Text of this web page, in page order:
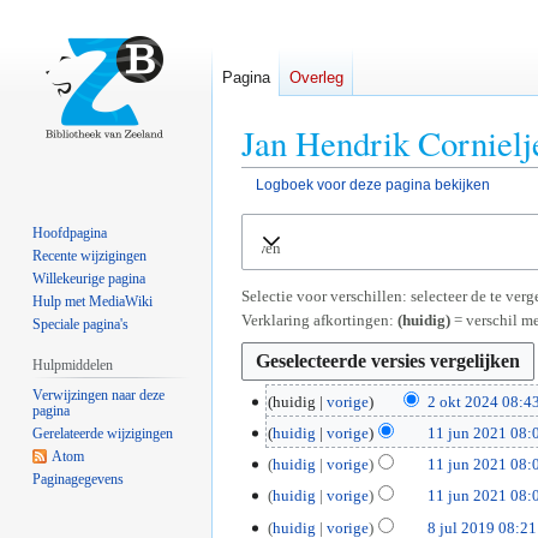
Jan Hendrik
Logboek voor deze pagina bekijken
navigatie
zoeken
Uitvouwen
Selectie voor verschillen: selecteer de te
Verklaring afkortingen: (huidig) = verschil
huidig vorige 2 okt 2024 08:43
G
e
e
n
b
huidig vorige 11 jun 2021
G
e
n
huidig vorige 11 jun 2021
huidig
vorige 11 jun 2021
Ghuidig vorige 8 jul 2019 08:21
Pagina Overleg
Hoofdpagina
Recente wijzigingen
Willekeurige pagina
Hulp met MediaWiki
Speciale pagina's
Hulpmiddelen
Verwijzingen naar deze
pagina
Gerelateerde wijzigingen
Atom
Paginagegevens